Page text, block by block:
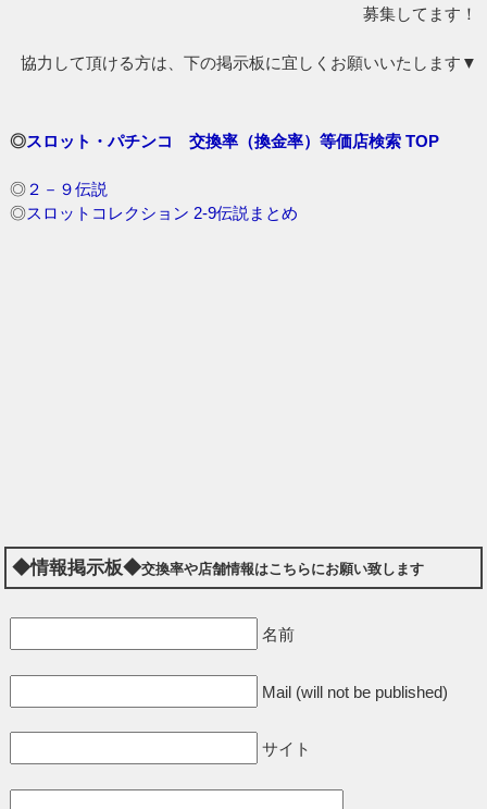
募集してます！
協力して頂ける方は、下の掲示板に宜しくお願いいたします▼
◎スロット・パチンコ 交換率（換金率）等価店検索 TOP
◎２－９伝説
◎スロットコレクション 2-9伝説まとめ
◆情報掲示板◆交換率や店舗情報はこちらにお願い致します
名前
Mail (will not be published)
サイト